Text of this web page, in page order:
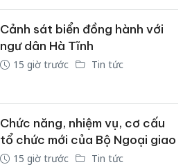
Cảnh sát biển đồng hành với
ngư dân Hà Tĩnh
15 giờ trước Tin tức
Chức năng, nhiệm vụ, cơ cấu
tổ chức mới của Bộ Ngoại giao
15 giờ trước Tin tức